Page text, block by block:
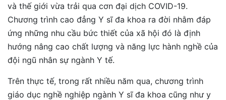
và thế giới vừa trải qua cơn đại dịch COVID-19.
Chương trình cao đẳng Y sĩ đa khoa ra đời nhằm đáp
ứng những nhu cầu bức thiết của xã hội đó là định
hướng nâng cao chất lượng và năng lực hành nghề của
đội ngũ nhân sự ngành Y tế.
Trên thực tế, trong rất nhiều năm qua, chương trình
giáo dục nghề nghiệp ngành Y sĩ đa khoa cũng như y